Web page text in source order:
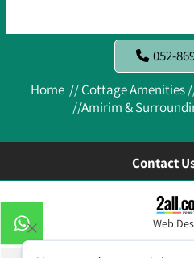
052-
Home //Cottage Amenities
//Amirim &
Contact
Web